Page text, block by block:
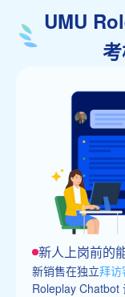
UMU
新人上岗前的
新销售在独立拜访
Roleplay Chatbot